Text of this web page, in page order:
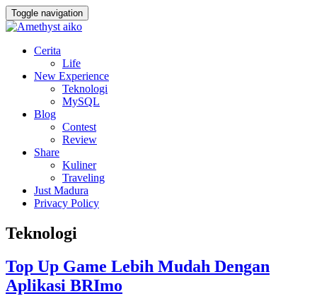
Toggle navigation
Cerita
Life
New Experience
Teknologi
MySQL
Blog
Contest
Review
Share
Kuliner
Traveling
Just Madura
Privacy Policy
Teknologi
Top Up Game Lebih Mudah Dengan
Aplikasi BRImo